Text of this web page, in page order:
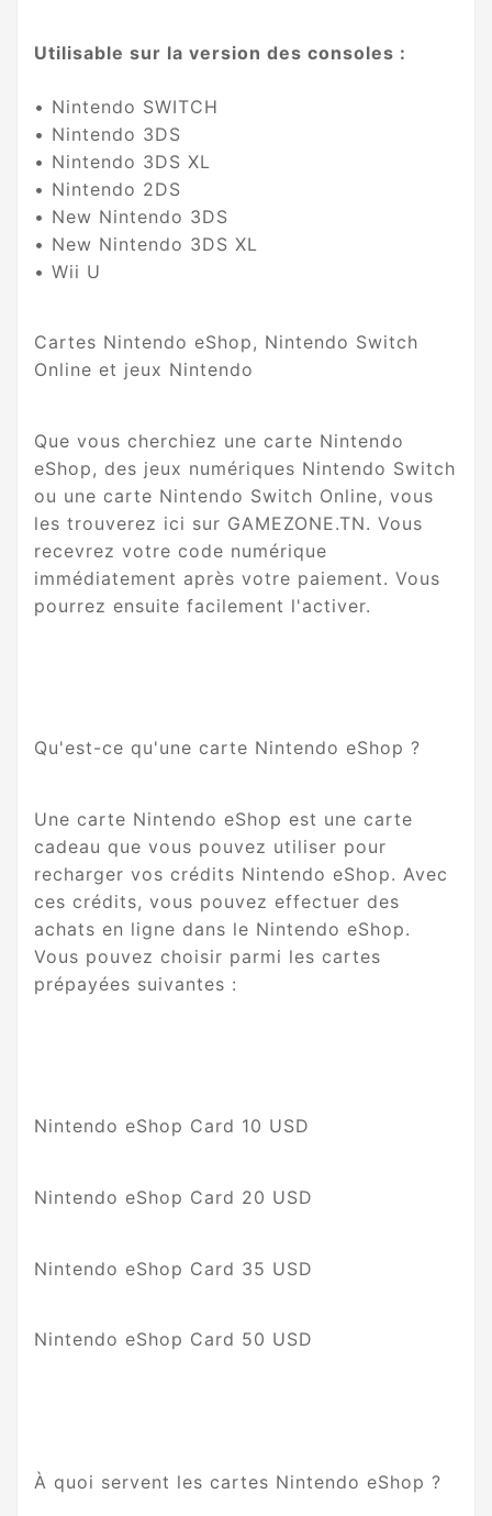
Utilisable sur la version des consoles :
• Nintendo SWITCH
• Nintendo 3DS
• Nintendo 3DS XL
• Nintendo 2DS
• New Nintendo 3DS
• New Nintendo 3DS XL
• Wii U
Cartes Nintendo eShop, Nintendo Switch
Online et jeux Nintendo
Que vous cherchiez une carte Nintendo
eShop, des jeux numériques Nintendo Switch
ou une carte Nintendo Switch Online, vous
les trouverez ici sur GAMEZONE.TN. Vous
recevrez votre code numérique
immédiatement après votre paiement. Vous
pourrez ensuite facilement l'activer.
Qu'est-ce qu'une carte Nintendo eShop ?
Une carte Nintendo eShop est une carte
cadeau que vous pouvez utiliser pour
recharger vos crédits Nintendo eShop. Avec
ces crédits, vous pouvez effectuer des
achats en ligne dans le Nintendo eShop.
Vous pouvez choisir parmi les cartes
prépayées suivantes :
Nintendo eShop Card 10 USD
Nintendo eShop Card 20 USD
Nintendo eShop Card 35 USD
Nintendo eShop Card 50 USD
À quoi servent les cartes Nintendo eShop ?